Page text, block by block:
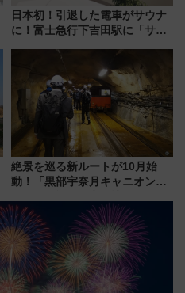
日本初！引退した電車がサウナ
に！富士急行下吉田駅に「サ電
業 行き交う電車の音や振動を
感じながら「ととのう」新感覚
絶景を巡る新ルートが10月始
動！「黒部宇奈月キャニオンル
ジ」がオープン